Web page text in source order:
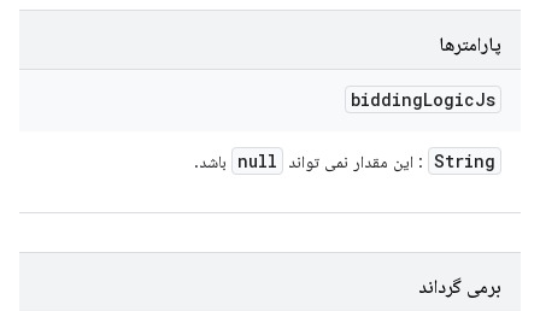
پارامترها
biddingLogicJs
String : این مقدار نمی تواند null باشد.
برمی گرداند